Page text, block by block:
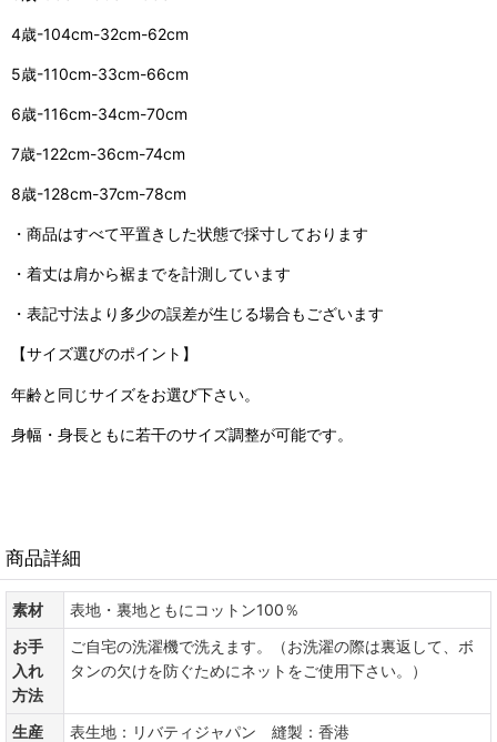
4歳-104cm-32cm-62cm
5歳-110cm-33cm-66cm
6歳-116cm-34cm-70cm
7歳-122cm-36cm-74cm
8歳-128cm-37cm-78cm
・商品はすべて平置きした状態で採寸しております
・着丈は肩から裾までを計測しています
・表記寸法より多少の誤差が生じる場合もございます
【サイズ選びのポイント】
年齢と同じサイズをお選び下さい。
身幅・身長ともに若干のサイズ調整が可能です。
商品詳細
素材
表地・裏地ともにコットン100％
お手
入れ
方法
ご自宅の洗濯機で洗えます。（お洗濯の際は裏返して、ボ
タンの欠けを防ぐためにネットをご使用下さい。）
生産
表生地：リバティジャパン 縫製：香港